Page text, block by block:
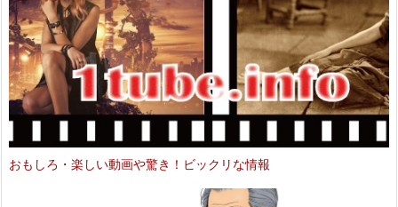
おもしろ・楽しい動画や驚き！ビックリな情報